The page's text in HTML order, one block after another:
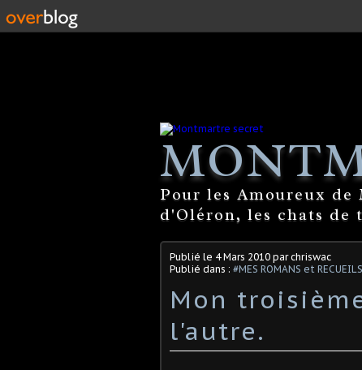
Pour les Amoureux
d'Oléron, les chats de
Publié le 4 Mars 2010 par chriswac
Publié dans : #MES ROMANS et RECUEILS
Mon
l'autre.